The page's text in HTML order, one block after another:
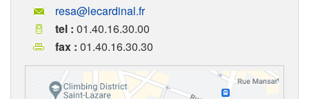
resa@lecardinal.fr
tel : 01.40.16.30.00
fax : 01.40.16.30.30